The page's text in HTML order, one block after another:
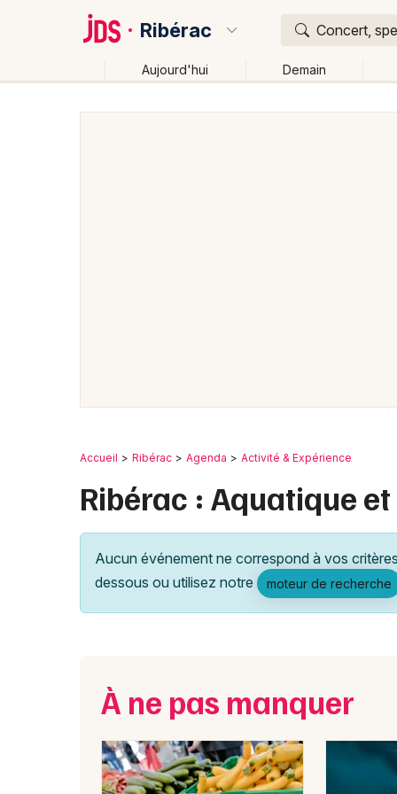
Ribérac Concert,
Aujourd'hui Demain
Accueil Ribérac Agenda Activité & Expérience
Ribérac : Aquatique
Aucun événement ne correspond à vos
dessous ou utilisez notre
moteur de recherche
À ne pas manquer